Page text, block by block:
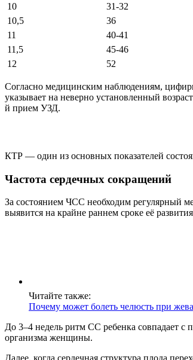
10
31-32
10,5
36
11
40-41
11,5
45-46
12
52
Согласно медицинским наблюдениям,
указывает на неверно установленный
й прием УЗД.
КТР — один из основных показателей
Частота сердечных сокращений
За состоянием ЧСС необходим регулярный
выявится на крайне раннем сроке её
Читайте также:
Почему может болеть челюсть при
До 3–4 недель ритм СС ребенка совпадает с
организма женщины.